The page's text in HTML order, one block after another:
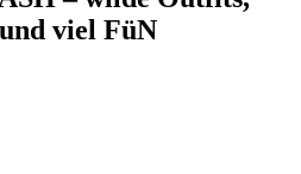
viel FüN